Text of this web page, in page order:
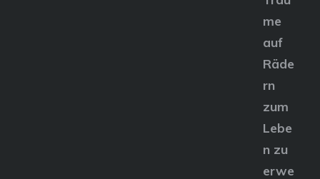
me
auf
Räde
rn
zum
Lebe
n zu
erwe